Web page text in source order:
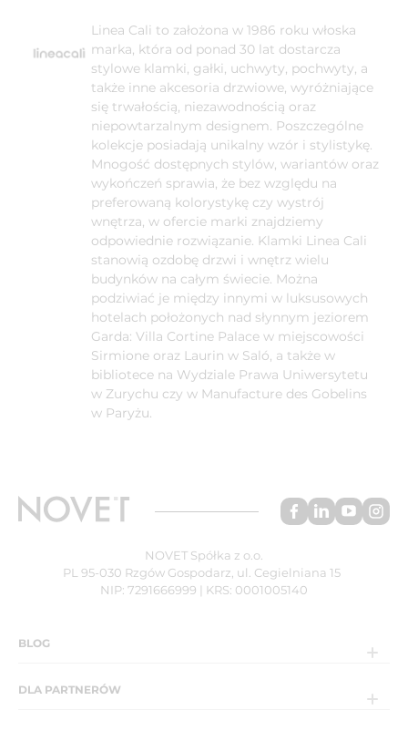
Linea Cali to założona w 1986 roku włoska
marka, która od ponad 30 lat dostarcza
stylowe klamki, gałki, uchwyty, pochwyty, a
także inne akcesoria drzwiowe, wyróżniające
się trwałością, niezawodnością oraz
niepowtarzalnym designem. Poszczególne
kolekcje posiadają unikalny wzór i stylistykę.
Mnogość dostępnych stylów, wariantów oraz
wykończeń sprawia, że bez względu na
preferowaną kolorystykę czy wystrój
wnętrza, w ofercie marki znajdziemy
odpowiednie rozwiązanie. Klamki Linea Cali
stanowią ozdobę drzwi i wnętrz wielu
budynków na całym świecie. Można
podziwiać je między innymi w luksusowych
hotelach położonych nad słynnym jeziorem
Garda: Villa Cortine Palace w miejscowości
Sirmione oraz Laurin w Saló, a także w
bibliotece na Wydziale Prawa Uniwersytetu
w Zurychu czy w Manufacture des Gobelins
w Paryżu.
NOVET Spółka z o.o.
PL 95-030 Rzgów Gospodarz, ul. Cegielniana 15
NIP: 7291666999 | KRS: 0001005140
BLOG
DLA PARTNERÓW